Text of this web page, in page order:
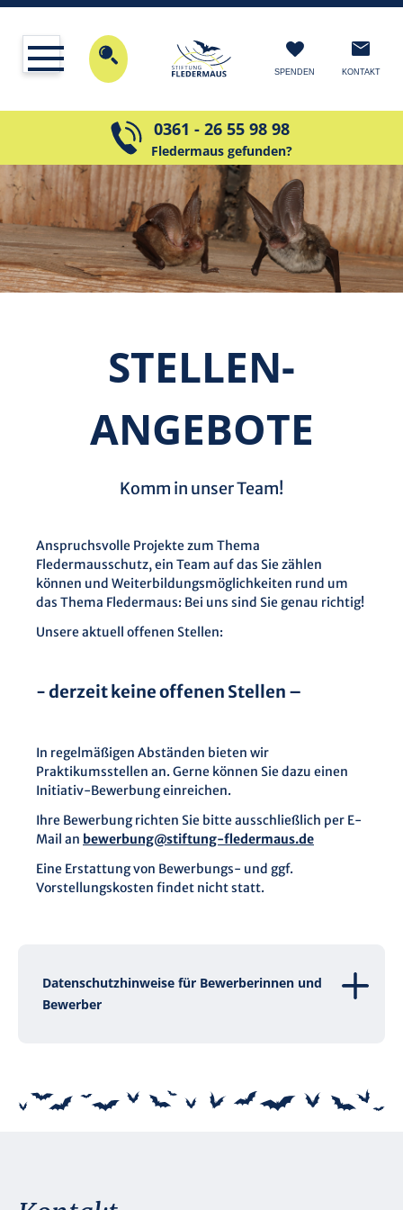
SPENDEN KONTAKT
0361 - 26 55 98 98
Fledermaus gefunden?
STEL­LEN­
ANGEBOTE
Komm in unser Team!
Anspruchsvolle Projekte zum Thema
Fledermausschutz, ein Team auf das Sie zählen
können und Weiterbildungsmöglichkeiten rund um
das Thema Fledermaus: Bei uns sind Sie genau richtig!
Unsere aktuell offenen Stellen:
- derzeit keine offenen Stellen –
In regelmäßigen Abständen bieten wir
Praktikumsstellen an. Gerne können Sie dazu einen
Initiativ-Bewerbung einreichen.
Ihre Bewerbung richten Sie bitte ausschließlich per E-
Mail an bewerbung@stiftung-fledermaus.de
Eine Erstattung von Bewerbungs- und ggf.
Vorstellungskosten findet nicht statt.
Datenschutzhinweise für Bewerberinnen und
Bewerber